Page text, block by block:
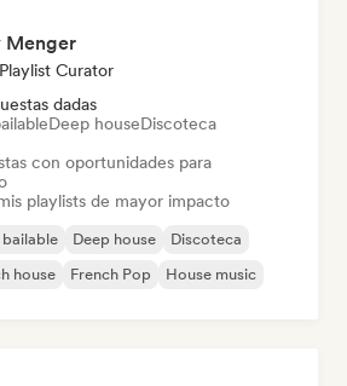
Menger
Curator
dadas
Deep houseDiscoteca
con oportunidades para
playlists de mayor impacto
bailable Deep house
Discoteca
house French Pop House music